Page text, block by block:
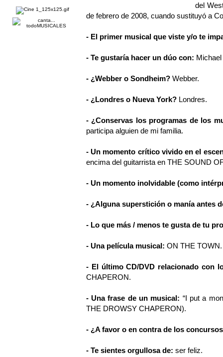
del
de febrero de 2008, cuando sustituyó a
- El primer musical que viste y/o te
- Te gustaría hacer un dúo con:
- ¿Webber o Sondheim? Webber.
- ¿Londres o Nueva York? Londres.
- ¿Conservas los programas de los
participa alguien de mi familia.
- Un momento crítico vivido en el
encima del guitarrista en THE SOUND
- Un momento inolvidable (como
- ¿Alguna superstición o manía antes
- Lo que más / menos te gusta de tu
- Una película musical: ON THE TOWN.
- El último CD/DVD relacionado con
CHAPERON.
- Una frase de un musical: “I put a
THE DROWSY CHAPERON).
- ¿A favor o en contra de los
- Te sientes orgullosa de: ser feliz.